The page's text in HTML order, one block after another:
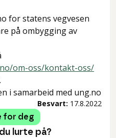
for statens vegvesen
på ombygging av
om-oss/kontakt-oss/
i samarbeid med ung.no
Besvart: 17.8.2022
for deg
lurte på?